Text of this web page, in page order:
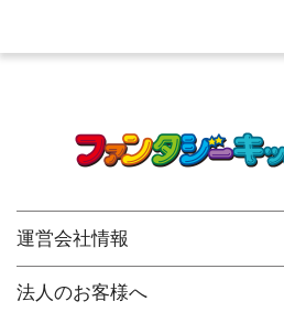
運営会社情報
法人のお客様へ